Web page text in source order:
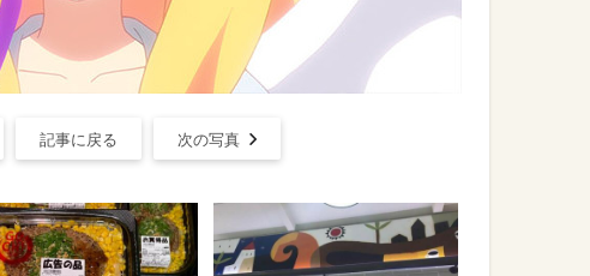
記事に戻る 次の写真